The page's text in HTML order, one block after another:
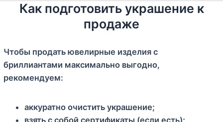
Как подготовить украшение к
продаже
Чтобы продать ювелирные изделия с
бриллиантами максимально выгодно,
рекомендуем:
аккуратно очистить украшение;
взять с собой сертификаты (если есть);